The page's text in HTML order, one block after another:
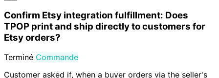
Confirm Etsy integration fulfillment: Does
TPOP print and ship directly to customers for
Etsy orders?
Terminé Commande
Customer asked if, when a buyer orders via the seller's